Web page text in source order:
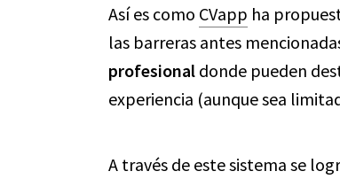
Así es como CVapp ha
las barreras antes
profesional donde pueden
experiencia (aunque sea
A través de este sistema se